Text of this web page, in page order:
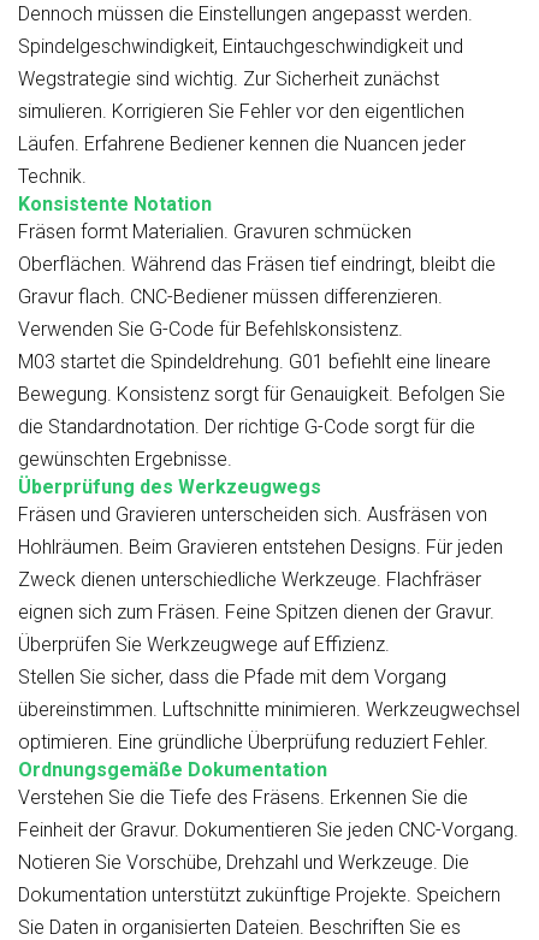
Dennoch müssen die Einstellungen angepasst werden.
Spindelgeschwindigkeit, Eintauchgeschwindigkeit und
Wegstrategie sind wichtig. Zur Sicherheit zunächst
simulieren. Korrigieren Sie Fehler vor den eigentlichen
Läufen. Erfahrene Bediener kennen die Nuancen jeder
Technik.
Konsistente Notation
Fräsen formt Materialien. Gravuren schmücken
Oberflächen. Während das Fräsen tief eindringt, bleibt die
Gravur flach. CNC-Bediener müssen differenzieren.
Verwenden Sie G-Code für Befehlskonsistenz.
M03 startet die Spindeldrehung. G01 befiehlt eine lineare
Bewegung. Konsistenz sorgt für Genauigkeit. Befolgen Sie
die Standardnotation. Der richtige G-Code sorgt für die
gewünschten Ergebnisse.
Überprüfung des Werkzeugwegs
Fräsen und Gravieren unterscheiden sich. Ausfräsen von
Hohlräumen. Beim Gravieren entstehen Designs. Für jeden
Zweck dienen unterschiedliche Werkzeuge. Flachfräser
eignen sich zum Fräsen. Feine Spitzen dienen der Gravur.
Überprüfen Sie Werkzeugwege auf Effizienz.
Stellen Sie sicher, dass die Pfade mit dem Vorgang
übereinstimmen. Luftschnitte minimieren. Werkzeugwechsel
optimieren. Eine gründliche Überprüfung reduziert Fehler.
Ordnungsgemäße Dokumentation
Verstehen Sie die Tiefe des Fräsens. Erkennen Sie die
Feinheit der Gravur. Dokumentieren Sie jeden CNC-Vorgang.
Notieren Sie Vorschübe, Drehzahl und Werkzeuge. Die
Dokumentation unterstützt zukünftige Projekte. Speichern
Sie Daten in organisierten Dateien. Beschriften Sie es